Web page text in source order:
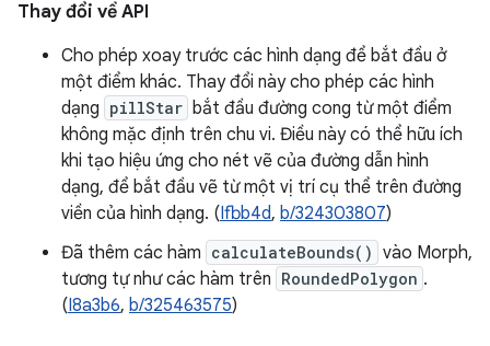
Thay đổi về API
Cho phép xoay trước các hình dạng để bắt đầu ở
một điểm khác. Thay đổi này cho phép các hình
dạng pillStar bắt đầu đường cong từ một điểm
không mặc định trên chu vi. Điều này có thể hữu ích
khi tạo hiệu ứng cho nét vẽ của đường dẫn hình
dạng, để bắt đầu vẽ từ một vị trí cụ thể trên đường
viền của hình dạng. (Ifbb4d, b/324303807)
Đã thêm các hàm calculateBounds() vào Morph,
tương tự như các hàm trên RoundedPolygon .
(I8a3b6, b/325463575)